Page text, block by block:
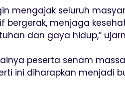
mengajak seluruh
bergerak, menjaga
dan gaya hidup,”
peserta senam
ini diharapkan menjadi